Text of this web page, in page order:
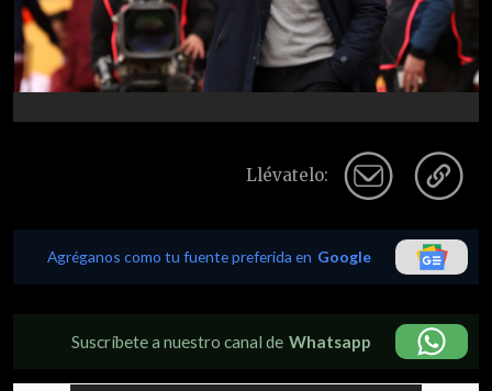
Llévatelo:
Agréganos como tu fuente preferida en Google
Suscríbete a nuestro canal de Whatsapp